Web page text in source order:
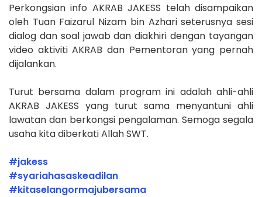
Perkongsian info AKRAB JAKESS telah disampaikan
oleh Tuan Faizarul Nizam bin Azhari seterusnya sesi
dialog dan soal jawab dan diakhiri dengan tayangan
video aktiviti AKRAB dan Pementoran yang pernah
dijalankan.
Turut bersama dalam program ini adalah ahli-ahli
AKRAB JAKESS yang turut sama menyantuni ahli
lawatan dan berkongsi pengalaman. Semoga segala
usaha kita diberkati Allah SWT.
#jakess
#syariahasaskeadilan
#kitaselangormajubersama